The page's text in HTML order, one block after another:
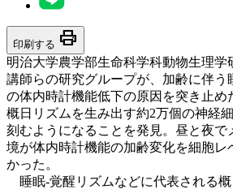
印刷する print
明治大学農学部生命科学科動物生理学
講師らの研究グループが、加齢に伴う
の体内時計機能低下の原因を突き止め
概日リズムを生み出す約2万個の神経
刻むようになることを発見。昼と夜で
境が体内時計機能の加齢変化を細胞レ
かった。
睡眠‐覚醒リズムなどに代表される